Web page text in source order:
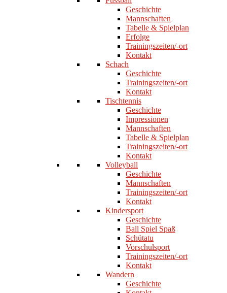
Geschichte
Mannschaften
Tabelle & Spielplan
Erfolge
Trainingszeiten/-ort
Kontakt
Schach
Geschichte
Trainingszeiten/-ort
Kontakt
Tischtennis
Geschichte
Impressionen
Mannschaften
Tabelle & Spielplan
Trainingszeiten/-ort
Kontakt
Volleyball
Geschichte
Mannschaften
Trainingszeiten/-ort
Kontakt
Kindersport
Geschichte
Ball Spiel Spaß
Schütatu
Vorschulsport
Trainingszeiten/-ort
Kontakt
Wandern
Geschichte